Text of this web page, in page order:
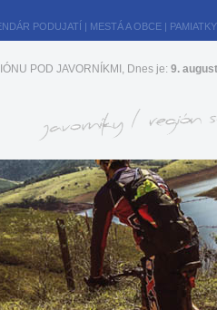
PODUJATÍ | MESTÁ A OBCE | PAMIATKY
POD JAVORNÍKMI, Dnes je: 9.